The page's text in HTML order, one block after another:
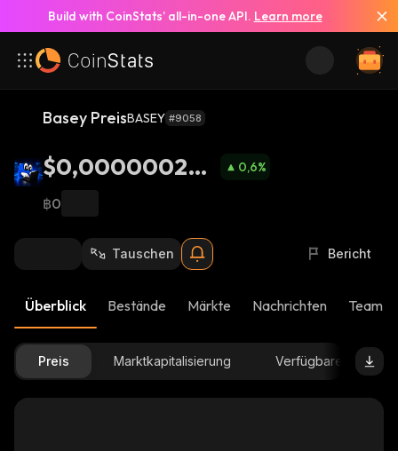
Build with CoinStats’ all-in-one API. Learn more
Basey PreisBASEY #9058
$0,000000270
8
0,6%
฿0
Tauschen Bericht
Überblick Bestände Märkte Nachrichten Team-
Preis Marktkapitalisierung Verfügbare Menge